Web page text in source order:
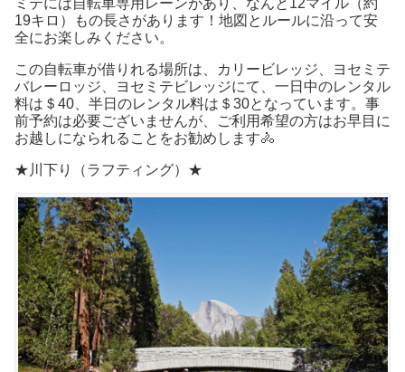
19キロ）もの長さがあります！地図とルールに沿って安
全にお楽しみください。
この自転車が借りれる場所は、カリービレッジ、ヨセミテ
バレーロッジ、ヨセミテビレッジにて、一日中のレンタル
料は＄40、半日のレンタル料は＄30となっています。事
前予約は必要ございませんが、ご利用希望の方はお早目に
お越しになられることをお勧めします🚴
★川下り（ラフティング）★